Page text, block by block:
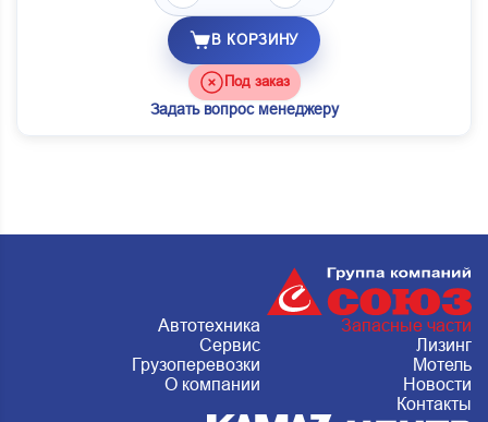
В КОРЗИНУ
Под заказ
Задать вопрос менеджеру
Автотехника
Запасные части
Сервис
Лизинг
Грузоперевозки
Мотель
О компании
Новости
Контакты